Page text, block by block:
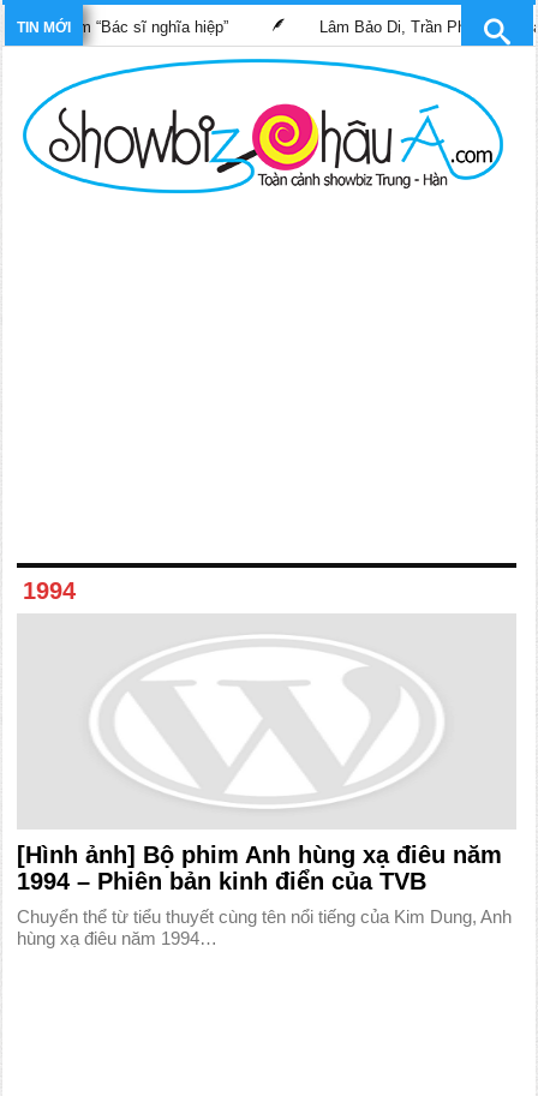
TIN MỚI
phim “Bác sĩ nghĩa hiệp” Lâm Bảo Di, Trần Pháp Dung tái
1994
[Hình ảnh] Bộ phim Anh hùng xạ điêu năm
1994 – Phiên bản kinh điển của TVB
Chuyển thể từ tiểu thuyết cùng tên nổi tiếng của Kim Dung, Anh
hùng xạ điêu năm 1994…